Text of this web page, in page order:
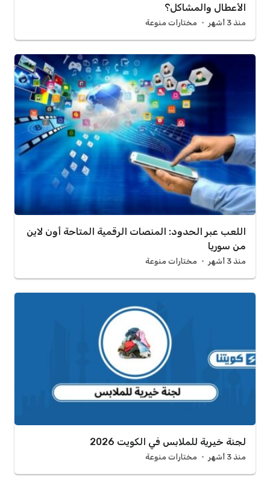
الأعطال والمشاكل؟
منذ 3 أشهر مختارات منوعة
اللعب عبر الحدود: المنصات الرقمية المتاحة أون لاين
من سوريا
منذ 3 أشهر مختارات منوعة
لجنة خيرية للملابس في الكويت 2026
منذ 3 أشهر مختارات منوعة